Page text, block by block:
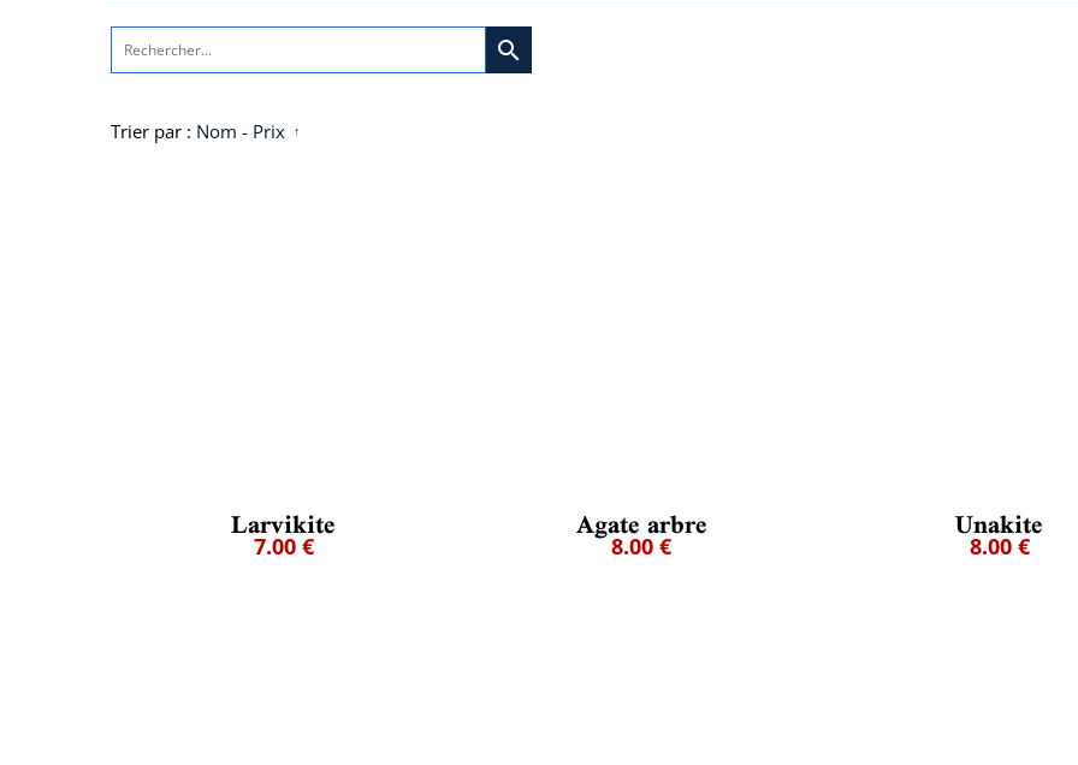
search
Trier par : Nom - Prix
Larvikite
7.00 € Agate arbre
8.00 € Unakite
8.00 €